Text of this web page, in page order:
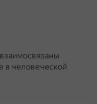
в человеческой